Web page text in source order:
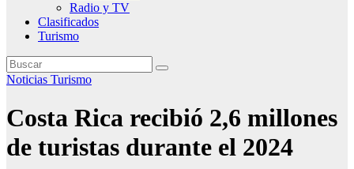
Radio y TV
Clasificados
Turismo
Noticias Turismo
Costa Rica recibió 2,6 millones
de turistas durante el 2024